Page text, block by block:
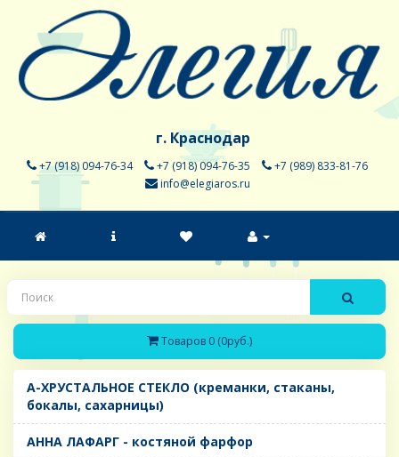
г. Краснодар
+7 (918) 094-76-34 +7 (918) 094-76-35
+7 (989) 833-81-76
info@elegiaros.ru
Товаров 0 (0руб.)
A-ХРУСТАЛЬНОЕ СТЕКЛО (креманки, стаканы,
бокалы, сахарницы)
AHHA ЛАФАРГ - костяной фарфор